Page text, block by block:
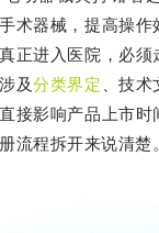
术器械，提高操作
正进入医院，必须
及分类界定 、技
接影响产品上市时
流程拆开来说清楚。